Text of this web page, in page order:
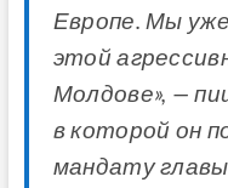
Европе. Мы
этой
Молдове», —
в которой он
мандату